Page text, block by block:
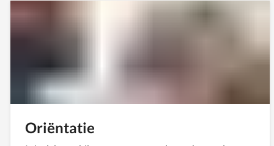
Oriëntatie